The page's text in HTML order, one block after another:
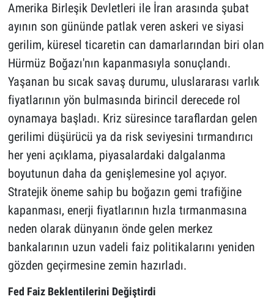
Amerika Birleşik Devletleri ile İran arasında şubat
ayının son gününde patlak veren askeri ve siyasi
gerilim, küresel ticaretin can damarlarından biri olan
Hürmüz Boğazı'nın kapanmasıyla sonuçlandı.
Yaşanan bu sıcak savaş durumu, uluslararası varlık
fiyatlarının yön bulmasında birincil derecede rol
oynamaya başladı. Kriz süresince taraflardan gelen
gerilimi düşürücü ya da risk seviyesini tırmandırıcı
her yeni açıklama, piyasalardaki dalgalanma
boyutunun daha da genişlemesine yol açıyor.
Stratejik öneme sahip bu boğazın gemi trafiğine
kapanması, enerji fiyatlarının hızla tırmanmasına
neden olarak dünyanın önde gelen merkez
bankalarının uzun vadeli faiz politikalarını yeniden
gözden geçirmesine zemin hazırladı.
Fed Faiz Beklentilerini Değiştirdi